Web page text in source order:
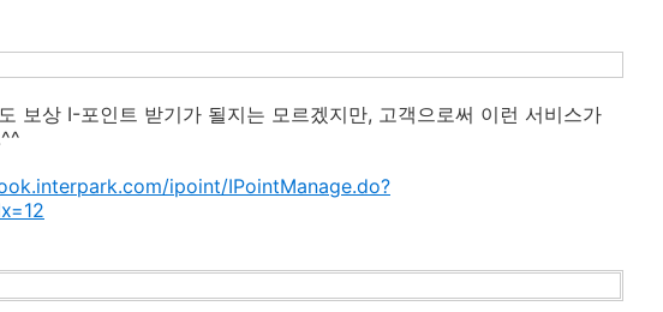
보상 I-포인트 받기가 될지는 모르겠지만, 고객으로써 이런 서비스가
ipoint/IPointManage.do?